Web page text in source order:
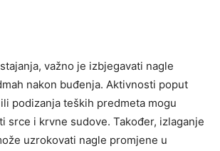
važno je izbjegavati nagle
nakon buđenja. Aktivnosti poput
podizanja teških predmeta mogu
srce i krvne sudove. Također, izlaganje
uzrokovati nagle promjene u